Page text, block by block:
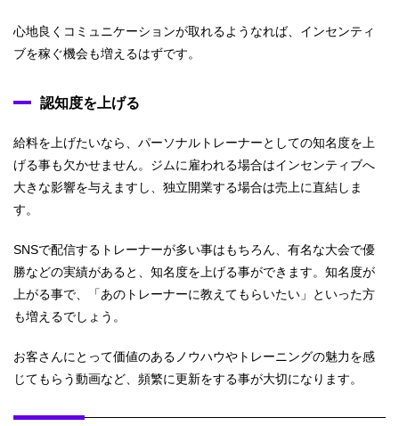
心地良くコミュニケーションが取れるようなれば、インセンティ
ブを稼ぐ機会も増えるはずです。
認知度を上げる
給料を上げたいなら、パーソナルトレーナーとしての知名度を上
げる事も欠かせません。ジムに雇われる場合はインセンティブへ
大きな影響を与えますし、独立開業する場合は売上に直結しま
す。
SNSで配信するトレーナーが多い事はもちろん、有名な大会で優
勝などの実績があると、知名度を上げる事ができます。知名度が
上がる事で、「あのトレーナーに教えてもらいたい」といった方
も増えるでしょう。
お客さんにとって価値のあるノウハウやトレーニングの魅力を感
じてもらう動画など、頻繁に更新をする事が大切になります。